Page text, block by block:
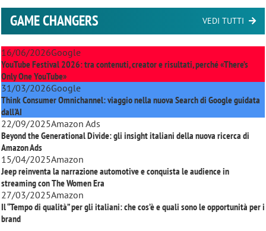
GAME CHANGERS VEDI TUTTI
16/06/2026Google
YouTube Festival 2026: tra contenuti, creator e risultati, perché «There’s
Only One YouTube»
31/03/2026Google
Think Consumer Omnichannel: viaggio nella nuova Search di Google guidata
dall'AI
22/09/2025Amazon Ads
Beyond the Generational Divide: gli insight italiani della nuova ricerca di
Amazon Ads
15/04/2025Amazon
Jeep reinventa la narrazione automotive e conquista le audience in
streaming conThe Women Era
27/03/2025Amazon
Il “Tempo di qualità” per gli italiani: che cos’è e quali sono le opportunità per i
brand